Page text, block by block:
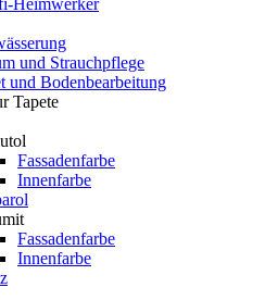
Heimwerker
und Strauchpflege
und Bodenbearbeitung
Tapete
Fassadenfarbe
Innenfarbe
Fassadenfarbe
Innenfarbe